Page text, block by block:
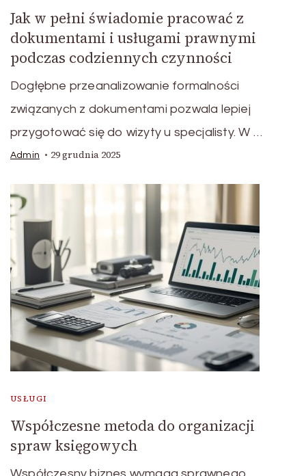
Jak w pełni świadomie pracować z
dokumentami i usługami prawnymi
podczas codziennych czynności
Dogłębne przeanalizowanie formalności
związanych z dokumentami pozwala lepiej
przygotować się do wizyty u specjalisty. W …
Admin 29 grudnia 2025
USŁUGI
Współczesne metoda do organizacji
spraw księgowych